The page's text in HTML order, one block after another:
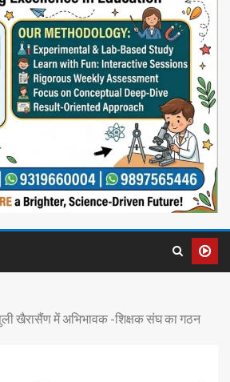
खैरासैंण में अभिभावक -शिक्षक संघ का गठन